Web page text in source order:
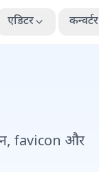
एडिटर कन्वर्टर
favicon और